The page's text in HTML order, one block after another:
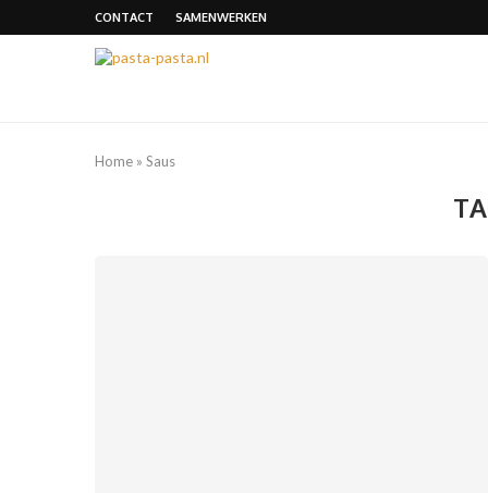
CONTACT SAMENWERKEN
Home » Saus